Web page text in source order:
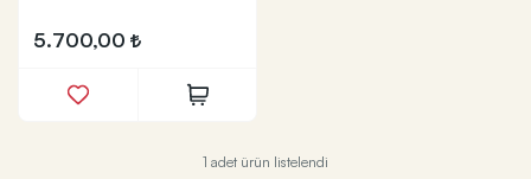
5.700,00
1 adet ürün listelendi